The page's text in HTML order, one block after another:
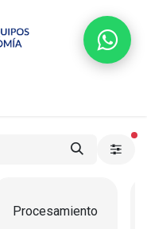
Procesamiento